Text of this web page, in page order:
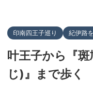
印南四王子巡り 紀伊路
叶王子から『
じ)』まで歩く